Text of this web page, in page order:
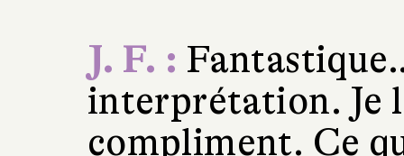
J. F. :
interprétation. Je
compliment. Ce